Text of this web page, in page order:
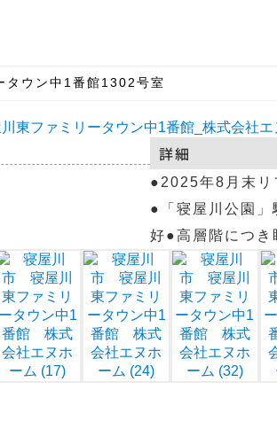
タウン中1番館1302号室
詳細
●2025年8月末リ
●「寝屋川公園」
好●高層階につき